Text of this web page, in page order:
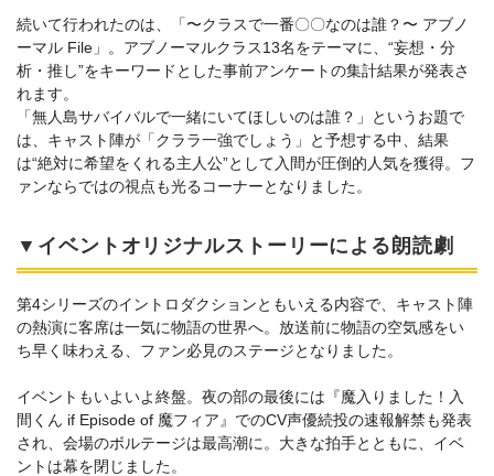
続いて行われたのは、「〜クラスで一番〇〇なのは誰？〜 アブノ
ーマル File」。アブノーマルクラス13名をテーマに、“妄想・分
析・推し”をキーワードとした事前アンケートの集計結果が発表さ
れます。
「無人島サバイバルで一緒にいてほしいのは誰？」というお題で
は、キャスト陣が「クララ一強でしょう」と予想する中、結果
は“絶対に希望をくれる主人公”として入間が圧倒的人気を獲得。フ
ァンならではの視点も光るコーナーとなりました。
▼イベントオリジナルストーリーによる朗読劇
第4シリーズのイントロダクションともいえる内容で、キャスト陣
の熱演に客席は一気に物語の世界へ。放送前に物語の空気感をい
ち早く味わえる、ファン必見のステージとなりました。
イベントもいよいよ終盤。夜の部の最後には『魔入りました！入
間くん if Episode of 魔フィア』でのCV声優続投の速報解禁も発表
され、会場のボルテージは最高潮に。大きな拍手とともに、イベ
ントは幕を閉じました。